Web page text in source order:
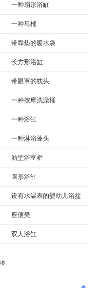
一种扇形浴缸
一种马桶
带靠垫的暖水袋
长方形浴缸
带眼罩的枕头
一种按摩洗澡桶
一种浴缸
一种淋浴蓬头
新型浴室柜
圆形浴缸
设有水温表的婴幼儿浴盆
座便凳
双人浴缸